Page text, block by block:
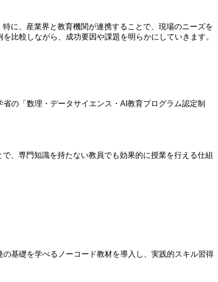
に、産業界と教育機関が連携することで、現場のニーズを
比較しながら、成功要因や課題を明らかにしていきます。
の「数理・データサイエンス・AI教育プログラム認定制
、専門知識を持たない教員でも効果的に授業を行える仕組
基礎を学べるノーコード教材を導入し、実践的スキル習得